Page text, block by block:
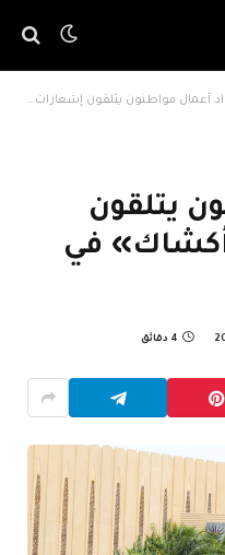
أعمال مواطنون يتلقون إشعارات إخلاء «أكشاك» في «دبي مول»
يتلقون
في
4 دقائق